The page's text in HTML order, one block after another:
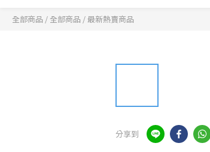
全部商品 / 全部商品 /最新熱賣商品
分享到